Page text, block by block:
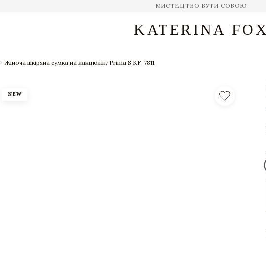
МИСТЕЦТВО БУТИ СОБОЮ
KATERINA FOX
chevron_rightЖіноча шкіряна сумка на ланцюжку Prima S KF-7811
NEW